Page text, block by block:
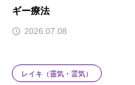
ギー療法
2026.07.08
レイキ（靈気・霊気）